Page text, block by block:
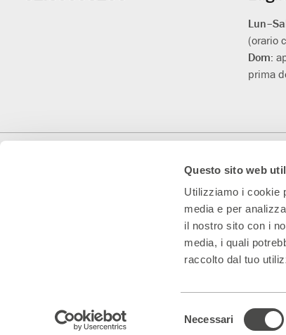
Questo sito web
Utilizziamo i cookie
media e per
il nostro sito con i
media, i quali
raccolto dal tuo
Necessari
utili
(orario
Dom:
prima
Con il sostegno di Teatro
Note legali & Privacy|Cookie policy – visualizza e modifica le
Sito web progettato da PaperPlane
WordPress